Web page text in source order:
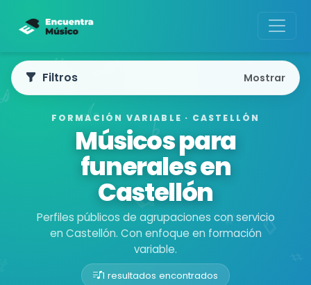
FORMACIÓN VARIABLE · CASTELLÓN
Músicos para
funerales en
Castellón
Perfiles públicos de agrupaciones con servicio
en Castellón. Con enfoque en formación
variable.
1 resultados encontrados
Filtros Mostrar